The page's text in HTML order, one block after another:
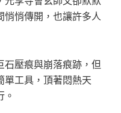
悄傳開，也讓許多人
壓痕與崩落痕跡，但
單工具，頂著悶熱天